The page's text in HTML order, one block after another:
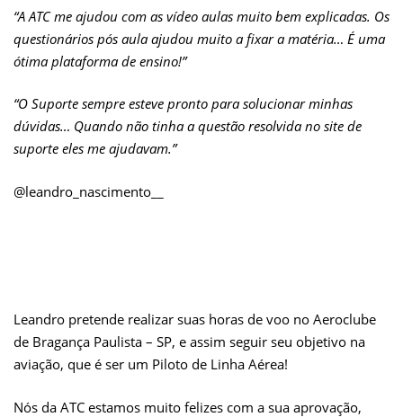
“A ATC me ajudou com as vídeo aulas muito bem explicadas. Os
questionários pós aula ajudou muito a fixar a matéria… É uma
ótima plataforma de ensino!”
“O Suporte sempre esteve pronto para solucionar minhas
dúvidas… Quando não tinha a questão resolvida no site de
suporte eles me ajudavam.”
@leandro_nascimento__
Leandro pretende realizar suas horas de voo no Aeroclube
de Bragança Paulista – SP, e assim seguir seu objetivo na
aviação, que é ser um Piloto de Linha Aérea!
Nós da ATC estamos muito felizes com a sua aprovação,